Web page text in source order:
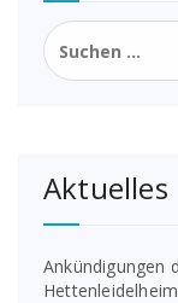
Suchen
nach:
Aktuelles
Ankündigungen